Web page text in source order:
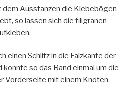
dem Ausstanzen die Klebebögen
so lassen sich die filigranen
einen Schlitz in die Falzkante der
so das Band einmal um die
Vorderseite mit einem Knoten